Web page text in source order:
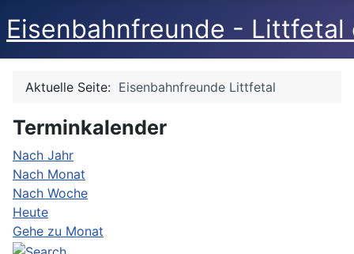
Eisenbahnfreunde - Littfetal
Aktuelle Seite: Eisenbahnfreunde Littfetal
Terminkalender
Nach Jahr
Nach Monat
Nach Woche
Heute
Gehe zu Monat